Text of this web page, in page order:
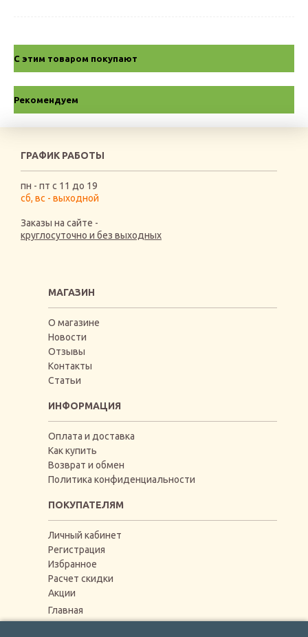
С этим товаром покупают
Рекомендуем
ГРАФИК РАБОТЫ
пн - пт с 11 до 19
сб, вс - выходной
Заказы на сайте -
круглосуточно и без выходных
МАГАЗИН
О магазине
Новости
Отзывы
Контакты
Статьи
ИНФОРМАЦИЯ
Оплата и доставка
Как купить
Возврат и обмен
Политика конфиденциальности
ПОКУПАТЕЛЯМ
Личный кабинет
Регистрация
Избранное
Расчет скидки
Акции
Главная